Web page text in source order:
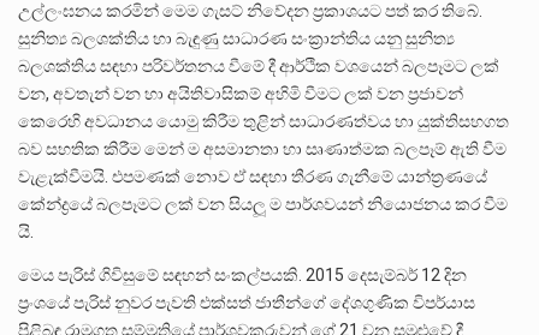
උල්ලංඝනය කරමින් මෙම ගැසට් නිවේදන ප්‍රකාශයට පත් කර තිබේ.
සුනිත්‍ය බලශක්තිය හා බැඳුණු සාධාරණ සංක්‍රාන්තිය යනු සුනිත්‍ය
බලශක්තිය සඳහා පරිවර්තනය වීමේ දී ආර්ථික වශයෙන් බලපෑමට ලක්
වන, අවතැන් වන හා අයිතිවාසිකම් අහිමි වීමට ලක් වන ප්‍රජාවන්
කෙරෙහි අවධානය යොමු කිරීම තුළින් සාධාරණත්වය හා යුක්තිසහගත
බව සහතික කිරීම මෙන් ම අසමානතා හා සෘණාත්මක බලපෑම් ඇති වීම
වැළැක්වීමයි. එපමණක් නොව ඒ සඳහා තීරණ ගැනීමේ යාන්ත්‍රණයේ
කේන්ද්‍රයේ බලපෑමට ලක් වන සියලූ ම පාර්ශවයන් නියොජනය කර වීම
යි.
මෙය පැරිස් ගිවිසුමේ සඳහන් සංකල්පයකි. 2015 දෙසැම්බර් 12 දින
ප්‍රංශයේ පැරිස් නුවර පැවති එක්සත් ජාතීන්ගේ දේශගුණික විපර්යාස
පිළිබඳ රාමුගත සම්මුතියේ පාර්ශවකරුවන් ගේ 21 වන සමුළුවේ දී